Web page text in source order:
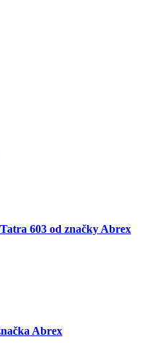
603 od značky Abrex
Abrex